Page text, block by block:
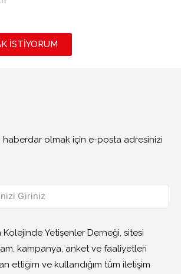
İSTİYORUM
haberdar olmak için e-posta adresinizi
Kolejinde Yetişenler Derneği, sitesi
kampanya, anket ve faaliyetleri
ettiğim ve kullandığım tüm iletişim